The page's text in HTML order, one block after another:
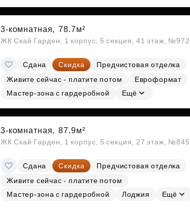
3-комнатная, 78.7м²
ЖК Скай Гарден, 1 корпус, 5 секция, 41 этаж, №972
Сдана Скидка
Предчистовая отделка
Живите сейчас - платите потом
Евроформат
Мастер-зона с гардеробной
Ещё
3-комнатная, 87.9м²
ЖК Скай Гарден, 1 корпус, 5 секция, 27 этаж, №845
Сдана Скидка
Предчистовая отделка
Живите сейчас - платите потом
Мастер-зона с гардеробной
Лоджия Ещё